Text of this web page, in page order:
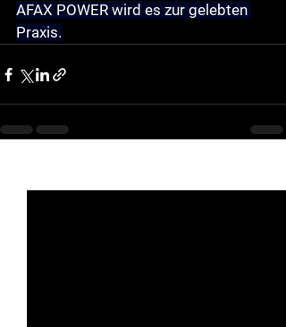
AFAX POWER wird es zur gelebten
Praxis.